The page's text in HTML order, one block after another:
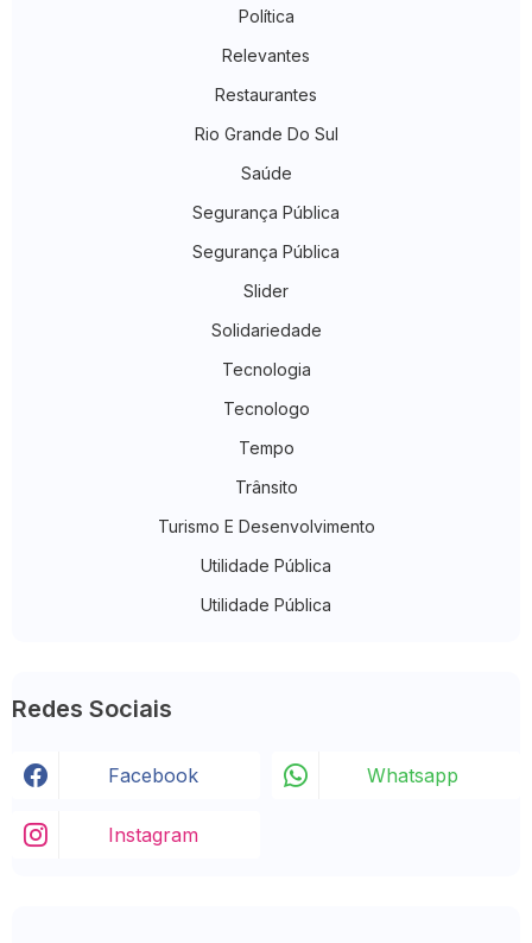
Política
Relevantes
Restaurantes
Rio Grande Do Sul
Saúde
Segurança Pública
Segurança Pública
Slider
Solidariedade
Tecnologia
Tecnologo
Tempo
Trânsito
Turismo E Desenvolvimento
Utilidade Pública
Utilidade Pública
Redes Sociais
Facebook Whatsapp
Instagram